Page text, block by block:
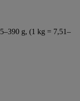
g, (1 kg = 7,51–